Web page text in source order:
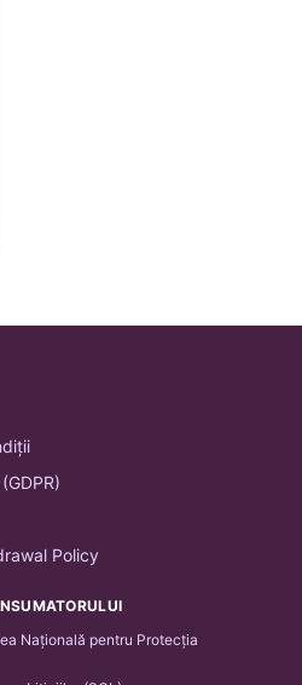
Policy
Națională pentru Protecția